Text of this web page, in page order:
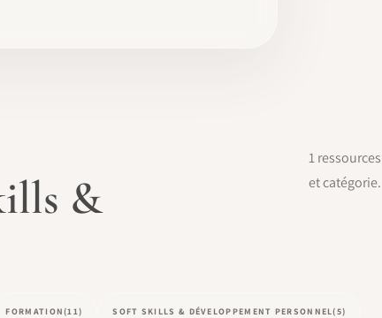
&
1
et catégorie.
FORMATION(11) SOFT SKILLS & DÉVELOPPEMENT PERSONNEL(5)